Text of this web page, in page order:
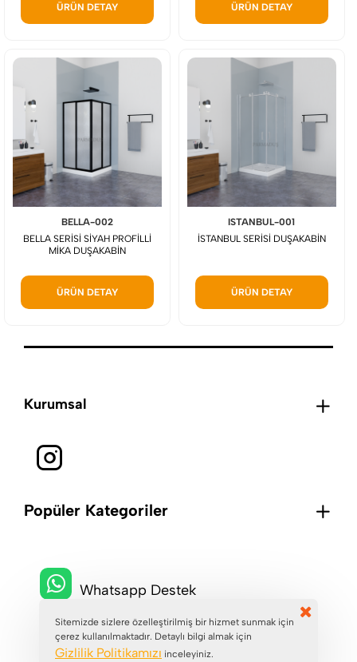
Sitemizde sizlere özelleştirilmiş bir hizmet sunmak için
çerez kullanılmaktadır. Detaylı bilgi almak için
Gizlilik Politikamızı inceleyiniz.
ÜRÜN DETAY ÜRÜN DETAY
BELLA-002
BELLA SERİSİ SİYAH PROFİLLİ
MİKA DUŞAKABİN
ÜRÜN DETAY
ISTANBUL-001
İSTANBUL SERİSİ DUŞAKABİN
ÜRÜN DETAY
Kurumsal
Popüler Kategoriler
Whatsapp Destek
+90 (546) 229 7229